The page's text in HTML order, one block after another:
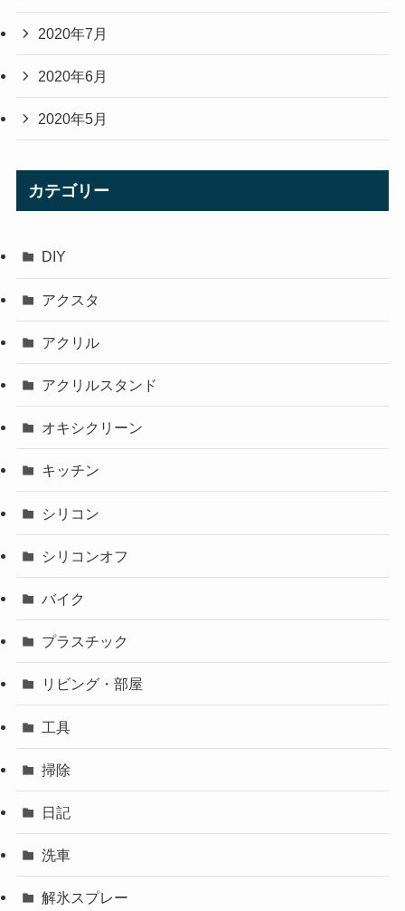
2020年7月
2020年6月
2020年5月
カテゴリー
DIY
アクスタ
アクリル
アクリルスタンド
オキシクリーン
キッチン
シリコン
シリコンオフ
バイク
プラスチック
リビング・部屋
工具
掃除
日記
洗車
解氷スプレー